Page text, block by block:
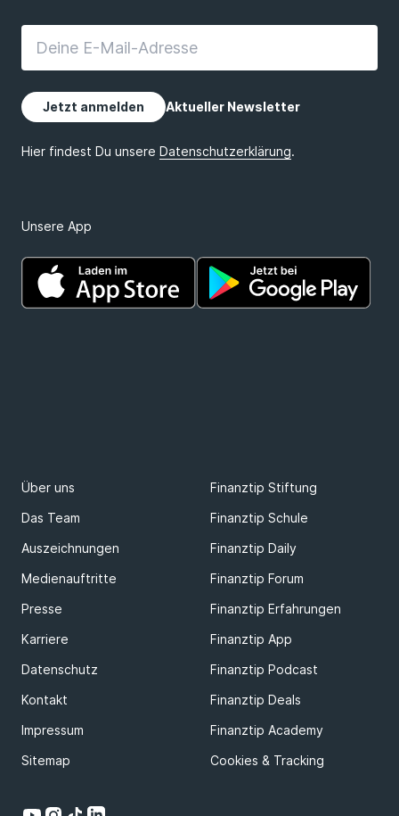
Unsere App
Über uns
Finanztip Stiftung
Das Team
Finanztip Schule
Auszeichnungen
Finanztip Daily
Medienauftritte
Finanztip Forum
Presse
Finanztip Erfahrungen
Karriere
Finanztip App
Datenschutz
Finanztip Podcast
Kontakt
Finanztip Deals
Impressum
Finanztip Academy
Sitemap
Cookies & Tracking